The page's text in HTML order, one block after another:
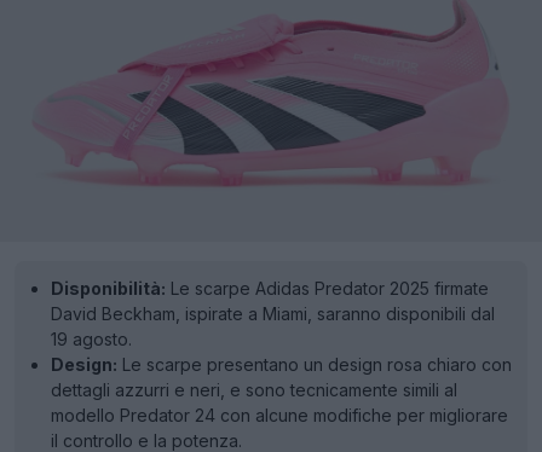
Disponibilità: Le scarpe Adidas Predator 2025 firmate
David Beckham, ispirate a Miami, saranno disponibili dal
19 agosto.
Design: Le scarpe presentano un design rosa chiaro con
dettagli azzurri e neri, e sono tecnicamente simili al
modello Predator 24 con alcune modifiche per migliorare
il controllo e la potenza.